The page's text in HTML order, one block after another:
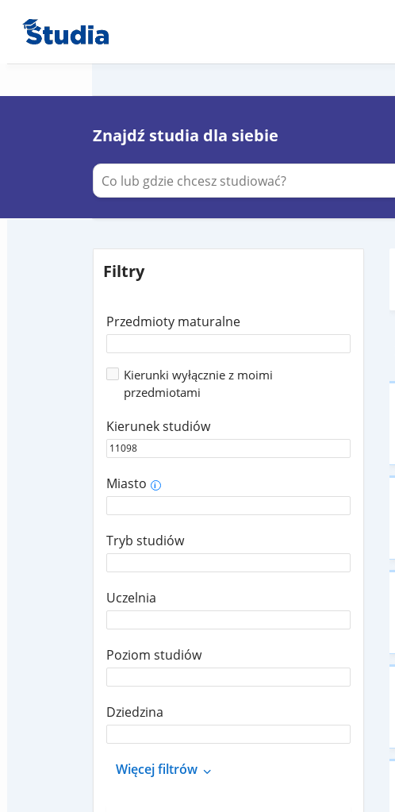
Znajdź studia dla siebie
Filtry
Przedmioty maturalne
Kierunki wyłącznie z moimi
przedmiotami
Kierunek studiów
Miasto i
Tryb studiów
Uczelnia
Poziom studiów
Dziedzina
Więcej filtrów